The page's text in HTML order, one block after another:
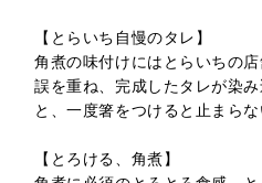
【とらいち自慢のタレ】
角煮の味付けにはとらいちの
誤を重ね、完成したタレが染
と、一度箸をつけると止まら
【とろける、角煮】